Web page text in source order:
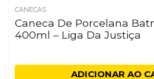
CANECAS
Caneca De Porcelana
400ml – Liga Da Justiça
ADICIONAR AO